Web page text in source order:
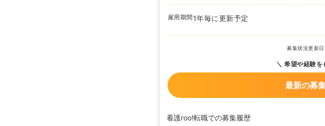
雇用期間 1年毎に更新予定
募集状況更新日
希望や経験を
最新の募
看護roo!転職での募集履歴